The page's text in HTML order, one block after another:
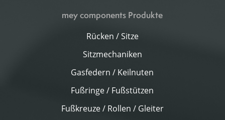
mey components Produkte
Rücken / Sitze
Sitzmechaniken
Gasfedern / Keilnuten
Fußringe / Fußstützen
Fußkreuze / Rollen / Gleiter